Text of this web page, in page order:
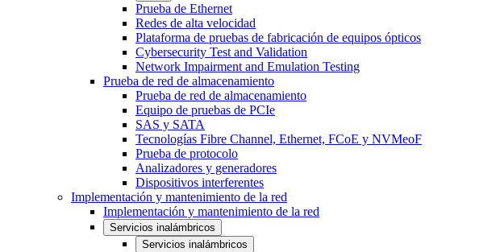
Prueba de Ethernet
Redes de alta velocidad
Plataforma de pruebas de fabricación de equipos ópticos
Cybersecurity Test and Validation
Network Impairment and Emulation Testing
Prueba de red de almacenamiento
Prueba de red de almacenamiento
Equipo de pruebas de PCIe
SAS y SATA
Tecnologías Fibre Channel, Ethernet, FCoE y NVMeoF
Prueba de protocolo
Analizadores y generadores
Dispositivos interferentes
Implementación y mantenimiento de la red
Implementación y mantenimiento de la red
Servicios inalámbricos
Servicios inalámbricos